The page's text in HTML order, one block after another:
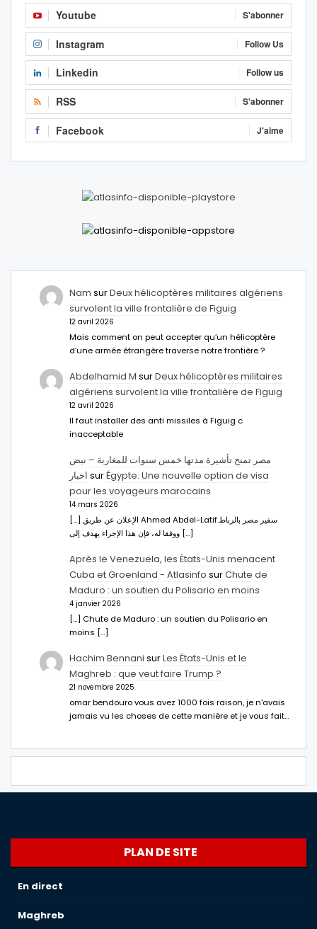
Youtube S'abonner
Instagram Follow Us
Linkedin Follow us
RSS S'abonner
Facebook J'aime
Nam surDeux hélicoptères militaires algériens
survolent la ville frontalière de Figuig
12 avril 2026
Mais comment on peut accepter qu’un hélicoptère
d’une armée étrangère traverse notre frontière ?
Abdelhamid M surDeux hélicoptères militaires
algériens survolent la ville frontalière de Figuig
12 avril 2026
Il faut installer des anti missiles à Figuig c
inacceptable
مصر تمنح تأشيرة مدتها خمس سنوات للمغاربة – نبض
اخبار surÉgypte: Une nouvelle option de visa
pour les voyageurs marocains
14 mars 2026
[…] الإعلان عن طريق Ahmed Abdel-Latifسفير مصر بالرباط.
ووفقا له، فإن هذا الإجراء يهدف إلى […]
Après le Venezuela, les États-Unis menacent
Cuba et Groenland - Atlasinfo surChute de
Maduro : un soutien du Polisario en moins
4 janvier 2026
[…] Chute de Maduro : un soutien du Polisario en
moins […]
Hachim Bennani surLes États-Unis et le
Maghreb : que veut faire Trump ?
21 novembre 2025
omar bendouro vous avez 1000 fois raison, je n'avais
jamais vu les choses de cette manière et je vous fait…
PLAN DE SITE
En direct
Maghreb